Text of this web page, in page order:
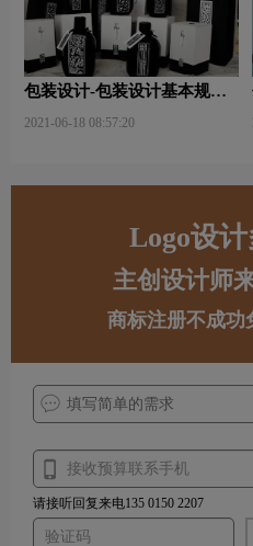
包装设计-包装设计基本规律
2021-06-18 08:57:20
Logo设
主创设计师
商标注册不成功
请接听回复来电135 0150 2207